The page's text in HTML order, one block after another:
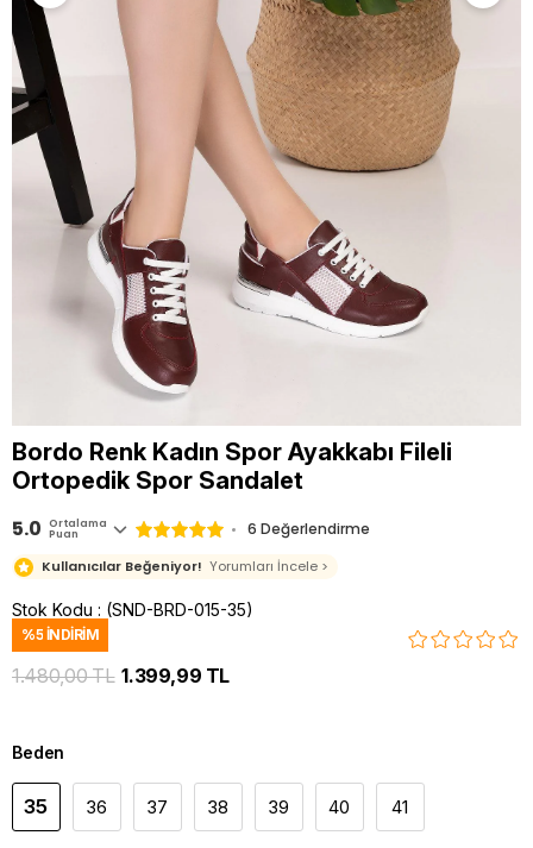
Bordo Renk Kadın Spor Ayakkabı Fileli
Ortopedik Spor Sandalet
5.0 Ortalama
Puan 6 Değerlendirme
Kullanıcılar Beğeniyor! Yorumları İncele >
Stok Kodu (SND-BRD-015-35)
%5 İNDIRIM
1.480,00 TL 1.399,99 TL
Beden
35 36 37 38 39 40 41